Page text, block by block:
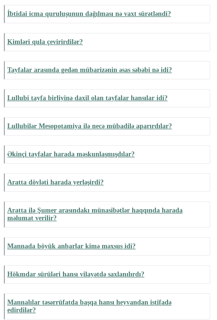
İbtidai icma quruluşunun dağılması nə vaxt sürətləndi?
Kimləri qula çevirirdilər?
Tayfalar arasında gedən mübarizənin əsas səbəbi nə idi?
Lullubi tayfa birliyinə daxil olan tayfalar hansılar idi?
Lullubilər Mesopotamiya ilə necə mübadilə aparırdılar?
Əkinçi tayfalar harada məskunlaşmışdılar?
Aratta dövləti harada yerləşirdi?
Aratta ilə Şumer arasındakı münasibətlər haqqında harada
məlumat verilir?
Mannada böyük anbarlar kimə məxsus idi?
Hökmdar sürüləri hansı vilayətdə saxlanılırdı?
Mannalılar təsərrüfatda başqa hansı heyvandan istifadə
edirdilər?